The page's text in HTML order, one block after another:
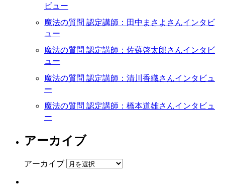
ビュー
魔法の質問 認定講師：田中まさよさんインタビ
ュー
魔法の質問 認定講師：佐薙啓太郎さんインタビ
ュー
魔法の質問 認定講師：清川香織さんインタビュ
ー
魔法の質問 認定講師：橋本道雄さんインタビュ
ー
アーカイブ
アーカイブ